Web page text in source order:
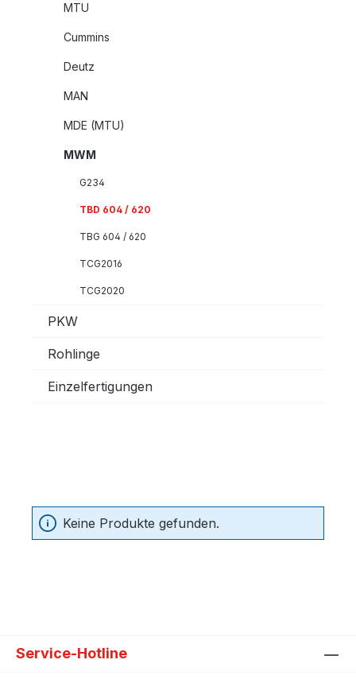
MTU
Cummins
Deutz
MAN
MDE (MTU)
MWM
G234
TBD 604 / 620
TBG 604 / 620
TCG2016
TCG2020
PKW
Rohlinge
Einzelfertigungen
Keine Produkte gefunden.
Service-Hotline